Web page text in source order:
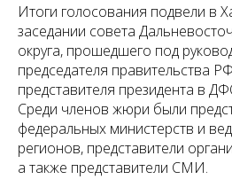
Итоги голосования подвели в
заседании совета
округа, прошедшего под
председателя правительства
представителя президента в
Среди членов жюри были
федеральных министерств и
регионов, представители
а также представители СМИ.